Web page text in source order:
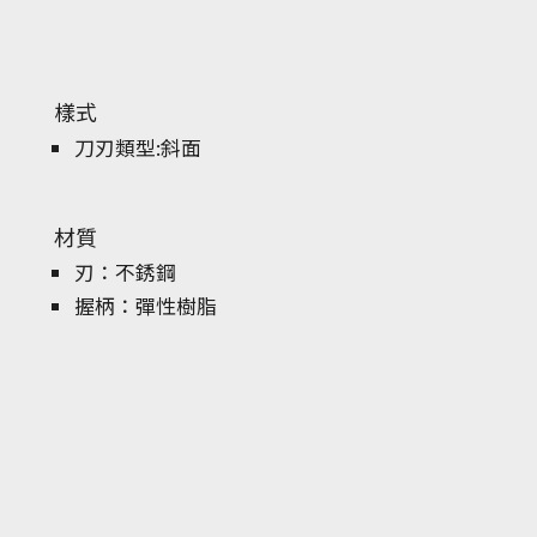
樣式
刀刃類型:斜面
材質
刃：不銹鋼
握柄：彈性樹脂